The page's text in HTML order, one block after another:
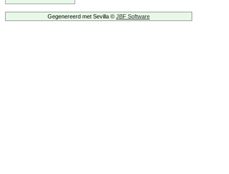
Gegenereerd met Sevilla © JBF Software